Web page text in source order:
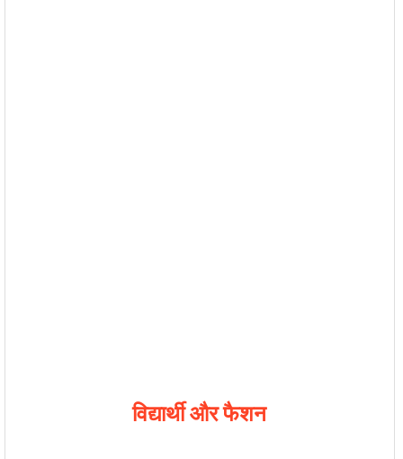
विद्यार्थी और फैशन